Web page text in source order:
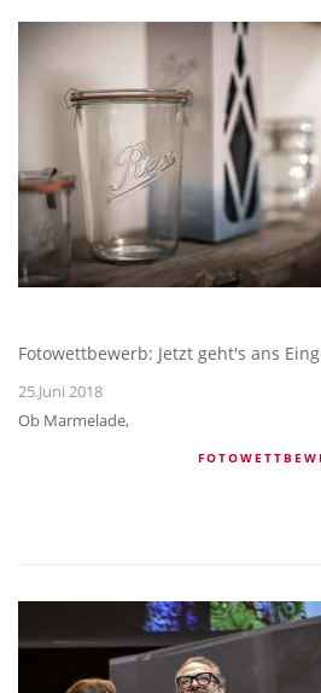
Fotowettbewerb: Jetzt geht's ans
25.Juni 2018
Ob Marmelade,